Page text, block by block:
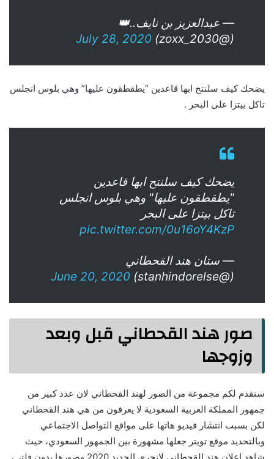
— عبدالعزيز بن نايف..👑
(@zoxx_2030)
July 28, 2020
‏يضحك كيف سلنتح ابها قاعدين “يطقطقون عليها” وهي بلوس انجلس
تاكل بيتزا على البحر .
يضحك كيف سلنتح ابها قاعدين
"يطقطقون عليها" وهي بلوس انجلس
تاكل بيتزا على البحر
pic.twitter.com/0u16oY4KzP
— ستان هند القحطاني
(@stanhindorelse)
June 20, 2020
صور هند القحطاني قبل وبعد
وزوجها
سنقدم لكم مجموعة من الصور لهند القحطاني لان عدد كبير من
جمهور المملكة العربية السعودية لا يعرفون من هي هند القحطاني
لكن بسبب انتشار فيديو هاتها على مواقع التواصل الاجتماعي
وبالتحديد موقع تويتر جعلها مشهورة بين الجمهور السعودي، حيث